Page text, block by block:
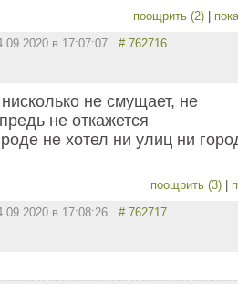
поощрить (2)
в 17:07:07 # 762716
не смущает, не
не откажется
не хотел ни улиц ни
поощрить (3)
в 17:08:26 # 762717